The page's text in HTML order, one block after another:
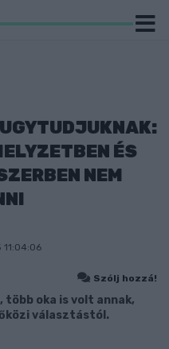
ÉS
NEM
Szólj hozzá!
több oka is volt annak,
választástól.